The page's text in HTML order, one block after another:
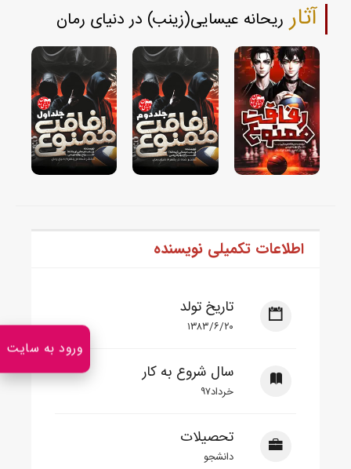
آثار ریحانه عیسایی(زینب) در دنیای رمان
اطلاعات تکمیلی نویسنده
تاریخ تولد
۱۳۸۳/۶/۲۰
سال شروع به کار
خرداد۹۷
تحصیلات
دانشجو
ورود به سایت